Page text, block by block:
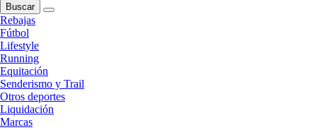
Buscar
Rebajas
Fútbol
Lifestyle
Running
Equitación
Senderismo y Trail
Otros deportes
Liquidación
Marcas